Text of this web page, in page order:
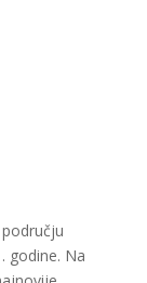
godine. Na